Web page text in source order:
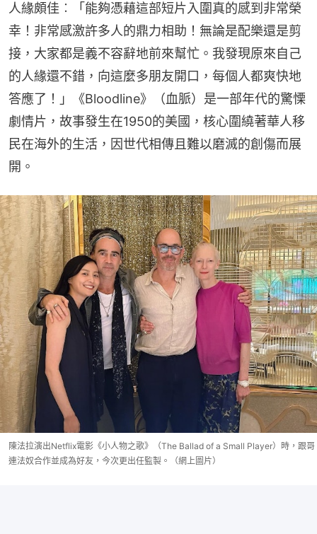
人緣頗佳︰「能夠憑藉這部短片入圍真的感到非常榮
幸！非常感激許多人的鼎力相助！無論是配樂還是剪
接，大家都是義不容辭地前來幫忙。我發現原來自己
的人緣還不錯，向這麼多朋友開口，每個人都爽快地
答應了！」《Bloodline》（血脈）是一部年代的驚慄
劇情片，故事發生在1950的美國，核心圍繞著華人移
民在海外的生活，因世代相傳且難以磨滅的創傷而展
開。
陳法拉演出Netflix電影《小人物之歌》（The Ballad of a Small Player）時，跟哥
連法奴合作並成為好友，今次更出任監製。（網上圖片）